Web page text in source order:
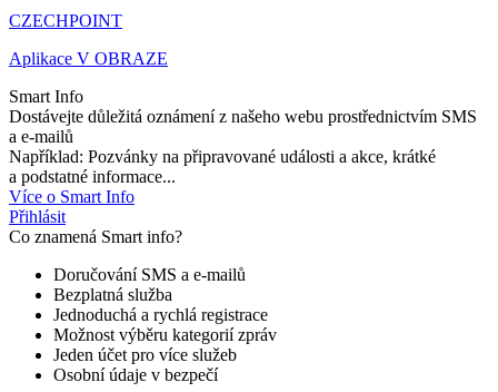
CZECHPOINT
Aplikace V OBRAZE
Smart Info
Dostávejte důležitá oznámení z našeho webu prostřednictvím SMS
a e-mailů
Například: Pozvánky na připravované události a akce, krátké
a podstatné informace...
Více o Smart Info
Přihlásit
Co znamená Smart info?
Doručování SMS a e-mailů
Bezplatná služba
Jednoduchá a rychlá registrace
Možnost výběru kategorií zpráv
Jeden účet pro více služeb
Osobní údaje v bezpečí